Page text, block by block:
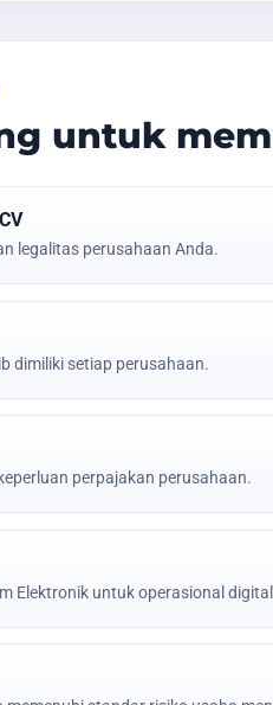
untuk
legalitas perusahaan Anda.
dimiliki setiap perusahaan.
perpajakan perusahaan.
Elektronik untuk operasional